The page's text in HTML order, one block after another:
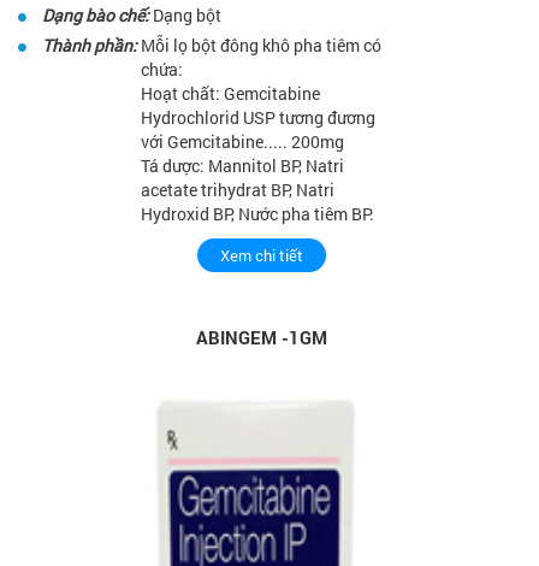
Dạng bào chế:Dạng bột
Thành phần: Mỗi lọ bột đông khô pha tiêm có
chứa:
Hoạt chất: Gemcitabine
Hydrochlorid USP tương đương
với Gemcitabine..... 200mg
Tá dược: Mannitol BP, Natri
acetate trihydrat BP, Natri
Hydroxid BP, Nước pha tiêm BP.
Xem chi tiết
ABINGEM -1GM